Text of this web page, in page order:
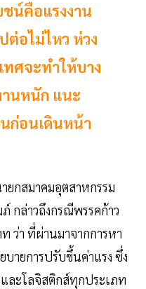
น์คือแรงงาน
ต่อไม่ไหว ห่วง
ศจะทำให้บาง
นหนัก แนะ
ก่อนเดินหน้า
ยกสมาคมอุตสาหกรรม
กล่าวถึงกรณีพรรคก้าว
ว่า ที่ผ่านมาจากการหา
บายการปรับขึ้นค่าแรง ซึ่ง
ละโลจิสติกส์ทุกประเภท